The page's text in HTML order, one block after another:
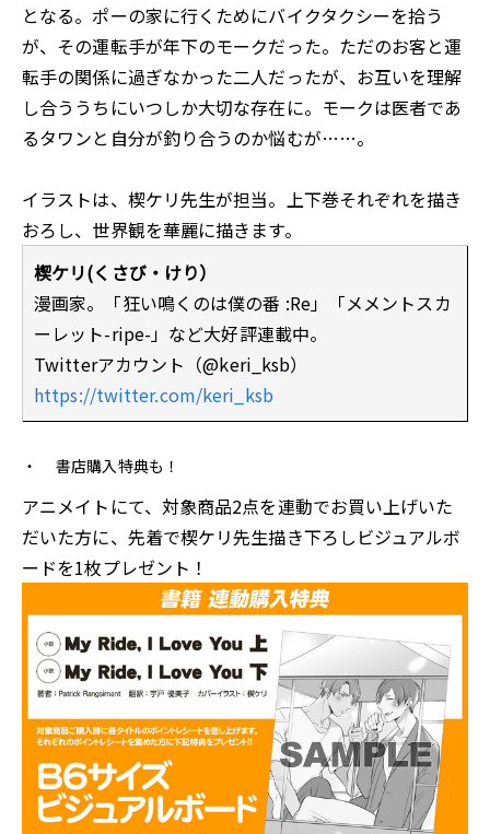
となる。ポーの家に行くためにバイクタクシーを拾う
が、その運転手が年下のモークだった。ただのお客と運
転手の関係に過ぎなかった二人だったが、お互いを理解
し合ううちにいつしか大切な存在に。モークは医者であ
るタワンと自分が釣り合うのか悩むが……。
イラストは、楔ケリ先生が担当。上下巻それぞれを描き
おろし、世界観を華麗に描きます。
楔ケリ(くさび・けり）
漫画家。「狂い鳴くのは僕の番 :Re」「メメントスカ
ーレット-ripe-」など大好評連載中。
Twitterアカウント（@keri_ksb）
https://twitter.com/keri_ksb
書店購入特典も！
アニメイトにて、対象商品2点を連動でお買い上げいた
だいた方に、先着で楔ケリ先生描き下ろしビジュアルボ
ードを1枚プレゼント！